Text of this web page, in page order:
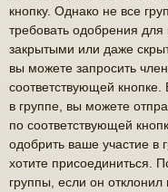
кнопку. Однако не все
требовать одобрения для
закрытыми или даже
вы можете запросить
соответствующей кнопке.
в группе, вы можете
по соответствующей
одобрить ваше участие в
хотите присоединиться.
группы, если он